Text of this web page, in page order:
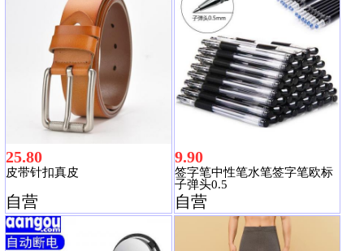
25.80
皮带针扣真皮
自营
9.90
签字笔中性笔水笔签字笔欧标
子弹头0.5
自营